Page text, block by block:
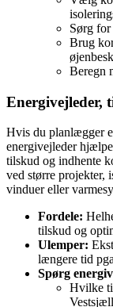
Sørg
Brug
Beregn
Energivejleder,
Hvis du planlægger
energivejleder
tilskud og indhente
ved større projekter,
vinduer eller
Fordele:
tilskud og
Ulemper:
længere tid
Spørg
Hvilke